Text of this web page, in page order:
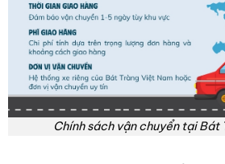
Chính sách vận chuyển tại Bát